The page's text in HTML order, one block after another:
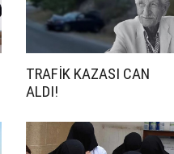
TRAFİK KAZASI CAN
ALDI!